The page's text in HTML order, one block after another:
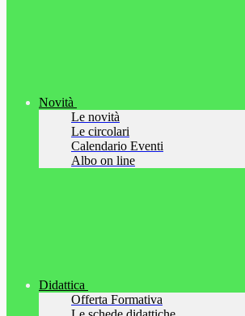
Novità
Le novità
Le circolari
Calendario Eventi
Albo on line
Didattica
Offerta Formativa